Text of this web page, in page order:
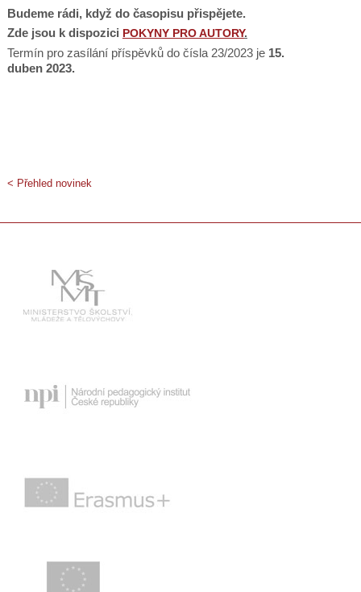
Budeme rádi, když do časopisu přispějete.
Zde jsou k dispozici POKYNY PRO AUTORY.
Termín pro zasílání příspěvků do čísla 23/2023 je 15.
duben 2023.
< Přehled novinek